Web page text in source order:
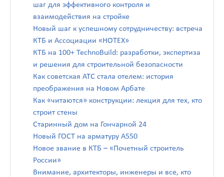
шаг для эффективного контроля и
взаимодействия на стройке
Новый шаг к успешному сотрудничеству: встреча
КТБ и Ассоциации «НОТЕХ»
КТБ на 100+ TechnoBuild: разработки, экспертиза
и решения для строительной безопасности
Как советская АТС стала отелем: история
преображения на Новом Арбате
Как «читаются» конструкции: лекция для тех, кто
строит стены
Старинный дом на Гончарной 24
Новый ГОСТ на арматуру А550
Новое звание в КТБ – «Почетный строитель
России»
Внимание, архитекторы, инженеры и все, кто